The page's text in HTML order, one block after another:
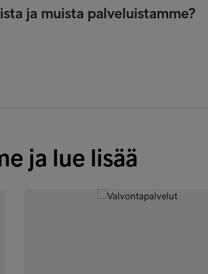
ja muista palveluistamme?
ja lue lisää